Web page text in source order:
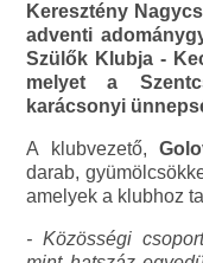
Keresztény
adventi
Szülők Klubja -
melyet a
karácsonyi
A klubvezető,
darab,
amelyek a klubhoz
- Közösségi